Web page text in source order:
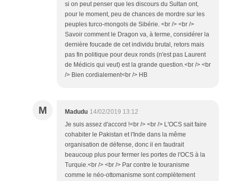
si on peut penser que les discours du Sultan ont,
pour le moment, peu de chances de mordre sur les
peuples turco-mongols de Sibérie. <br /> <br />
Savoir comment le Dragon va, à terme, considérer la
dernière foucade de cet individu brutal, retors mais
pas fin politique pour deux ronds (n'est pas Laurent
de Médicis qui veut) est la grande question.<br /> <br
/> Bien cordialement<br /> HB
M Madudu 14/02/2019 13:12
Je suis assez d'accord !<br /> <br /> L'OCS sait faire
cohabiter le Pakistan et l'Inde dans la même
organisation de défense, donc il en faudrait
beaucoup plus pour fermer les portes de l'OCS à la
Turquie.<br /> <br /> Par contre le touranisme
comme le néo-ottomanisme sont complètement